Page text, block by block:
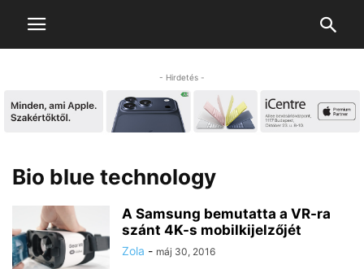
- Hirdetés -
Bio blue technology
A Samsung bemutatta a VR-ra
szánt 4K-s mobilkijelzőjét
Zola - máj 30, 2016